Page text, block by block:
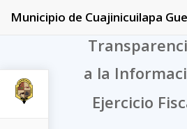
Municipio de Cuajinicuilapa
a la
Ejercicio